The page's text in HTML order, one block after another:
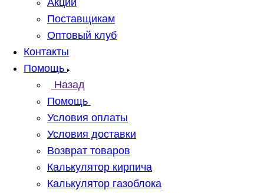
Акции
Поставщикам
Оптовый клуб
Контакты
Помощь
Назад
Помощь
Условия оплаты
Условия доставки
Возврат товаров
Калькулятор кирпича
Калькулятор газоблока